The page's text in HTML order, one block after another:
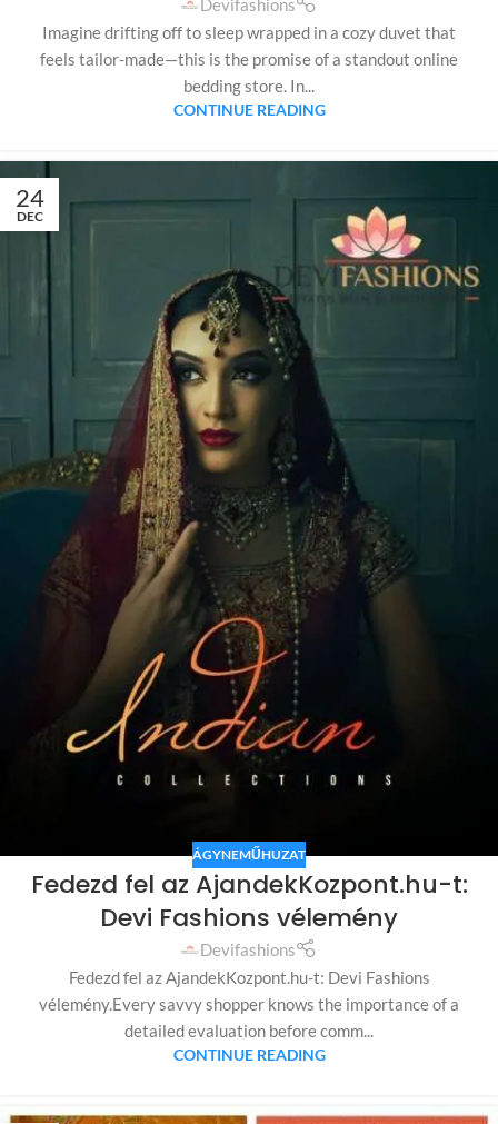
Devifashions
Imagine drifting off to sleep wrapped in a cozy duvet that
feels tailor-made—this is the promise of a standout online
bedding store. In...
CONTINUE READING
24
DEC
ÁGYNEMŰHUZAT
Fedezd fel az AjandekKozpont.hu-t:
Devi Fashions vélemény
Devifashions
Fedezd fel az AjandekKozpont.hu-t: Devi Fashions
vélemény.Every savvy shopper knows the importance of a
detailed evaluation before comm...
CONTINUE READING